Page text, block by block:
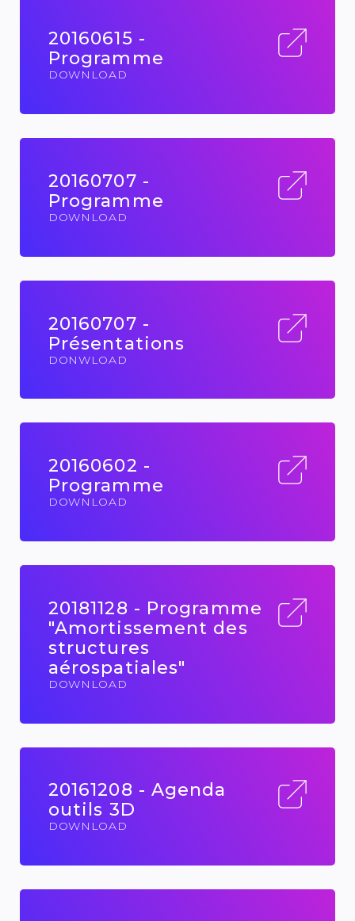
20160615 -
Programme
DOWNLOAD
20160707 -
Programme
DOWNLOAD
20160707 -
Présentations
DONWLOAD
20160602 -
Programme
DOWNLOAD
20181128 - Programme
"Amortissement des
structures
aérospatiales"
DOWNLOAD
20161208 - Agenda
outils 3D
DOWNLOAD